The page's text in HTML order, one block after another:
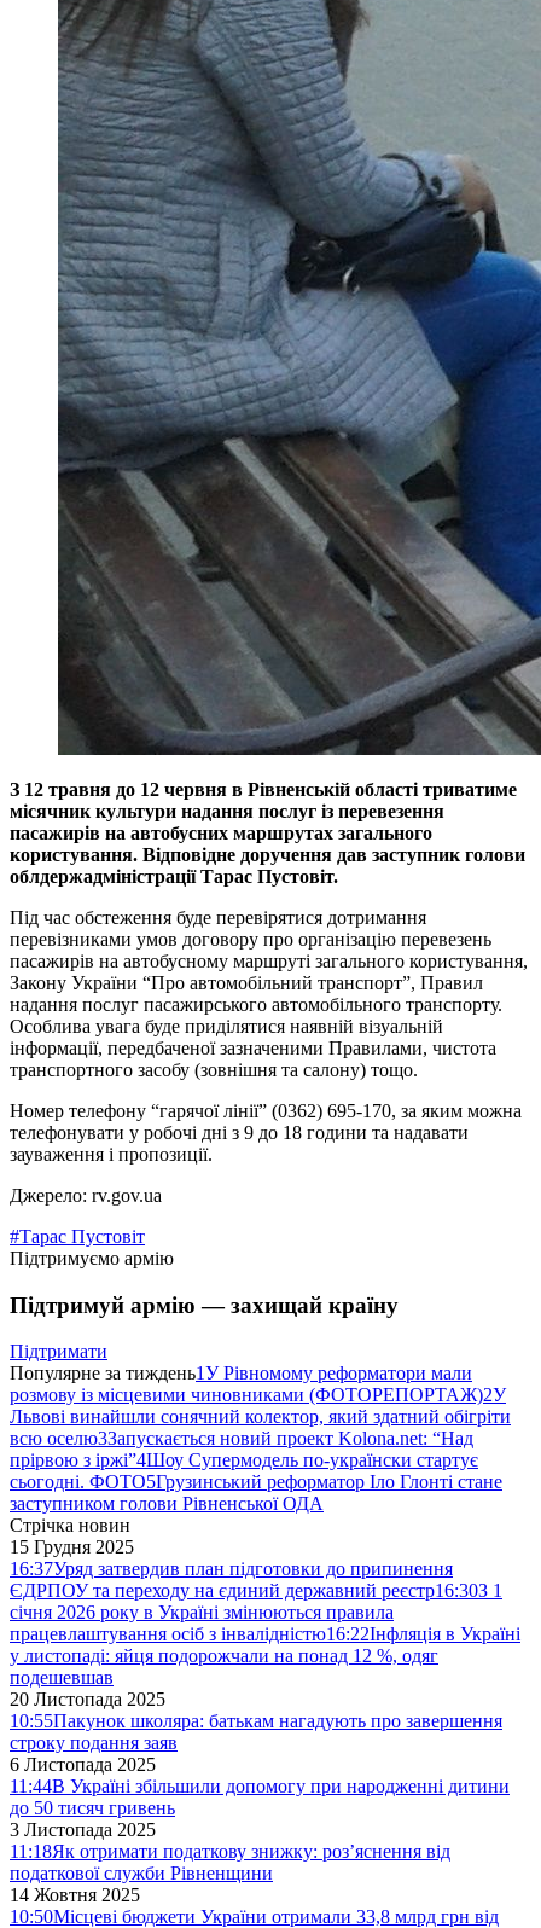
З 12 травня до 12 червня в Рівненській області триватиме
місячник культури надання послуг із перевезення
пасажирів на автобусних маршрутах загального
користування. Відповідне доручення дав заступник голови
облдержадміністрації Тарас Пустовіт.
Під час обстеження буде перевірятися дотримання
перевізниками умов договору про організацію перевезень
пасажирів на автобусному маршруті загального користування,
Закону України “Про автомобільний транспорт”, Правил
надання послуг пасажирського автомобільного транспорту.
Особлива увага буде приділятися наявній візуальній
інформації, передбаченої зазначеними Правилами, чистота
транспортного засобу (зовнішня та салону) тощо.
Номер телефону “гарячої лінії” (0362) 695-170, за яким можна
телефонувати у робочі дні з 9 до 18 години та надавати
зауваження і пропозиції.
Джерело: rv.gov.ua
#Тарас Пустовіт
Підтримуємо армію
Підтримуй армію — захищай країну
Підтримати
Популярне за тиждень1У Рівномому реформатори мали
розмову із місцевими чиновниками (ФОТОРЕПОРТАЖ)2У
Львові винайшли сонячний колектор, який здатний обігріти
всю оселю3Запускається новий проект Kolona.net: “Над
прірвою з іржі”4Шоу Супермодель по-українски стартує
сьогодні. ФОТО5Грузинський реформатор Іло Глонті стане
заступником голови Рівненської ОДА
Стрічка новин
15 Грудня 2025
16:37Уряд затвердив план підготовки до припинення
ЄДРПОУ та переходу на єдиний державний реєстр16:30З 1
січня 2026 року в Україні змінюються правила
працевлаштування осіб з інвалідністю16:22Інфляція в Україні
у листопаді: яйця подорожчали на понад 12 %, одяг
подешевшав
20 Листопада 2025
10:55Пакунок школяра: батькам нагадують про завершення
строку подання заяв
6 Листопада 2025
11:44В Україні збільшили допомогу при народженні дитини
до 50 тисяч гривень
3 Листопада 2025
11:18Як отримати податкову знижку: роз’яснення від
податкової служби Рівненщини
14 Жовтня 2025
10:50Місцеві бюджети України отримали 33,8 млрд грн від